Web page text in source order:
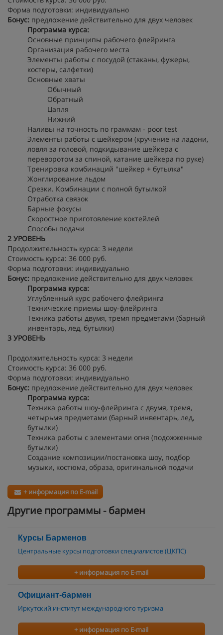
Форма подготовки: индивидуально
Бонус: предложение действительно для двух человек
Программа курса:
Основные принципы рабочего флейринга
Организация рабочего места
Элементы работы с посудой (стаканы, фужеры,
костеры, салфетки)
Основные хваты
Обычный
Обратный
Цапля
Нижний
Наливы на точность по граммам - poor test
Элементы работы с шейкером (кручение на ладони,
ловля за головой, подкидывание шейкера с
переворотом за спиной, катание шейкера по руке)
Тренировка комбинаций "шейкер + бутылка"
Жонглирование льдом
Срезки. Комбинации с полной бутылкой
Отработка связок
Барные фокусы
Скоростное приготовление коктейлей
Способы подачи
2 УРОВЕНЬ
Продолжительность курса: 3 недели
Стоимость курса: 36 000 руб.
Форма подготовки: индивидуально
Бонус: предложение действительно для двух человек
Программа курса:
Углубленный курс рабочего флейринга
Технические приемы шоу-флейринга
Техника работы двумя, тремя предметами (барный
инвентарь, лед, бутылки)
3 УРОВЕНЬ
Продолжительность курса: 3 недели
Стоимость курса: 36 000 руб.
Форма подготовки: индивидуально
Бонус: предложение действительно для двух человек
Программа курса:
Техника работы шоу-флейринга с двумя, тремя,
четырьмя предметами (барный инвентарь, лед,
бутылки)
Техника работы с элементами огня (подожженные
бутылки)
Создание композиции/постановка шоу, подбор
музыки, костюма, образа, оригинальной подачи
+ информация по E-mail
Другие программы - бармен
Курсы Барменов
Центральные курсы подготовки специалистов (ЦКПС)
+ информация по E-mail
Официант-бармен
Иркутский институт международного туризма
+ информация по E-mail